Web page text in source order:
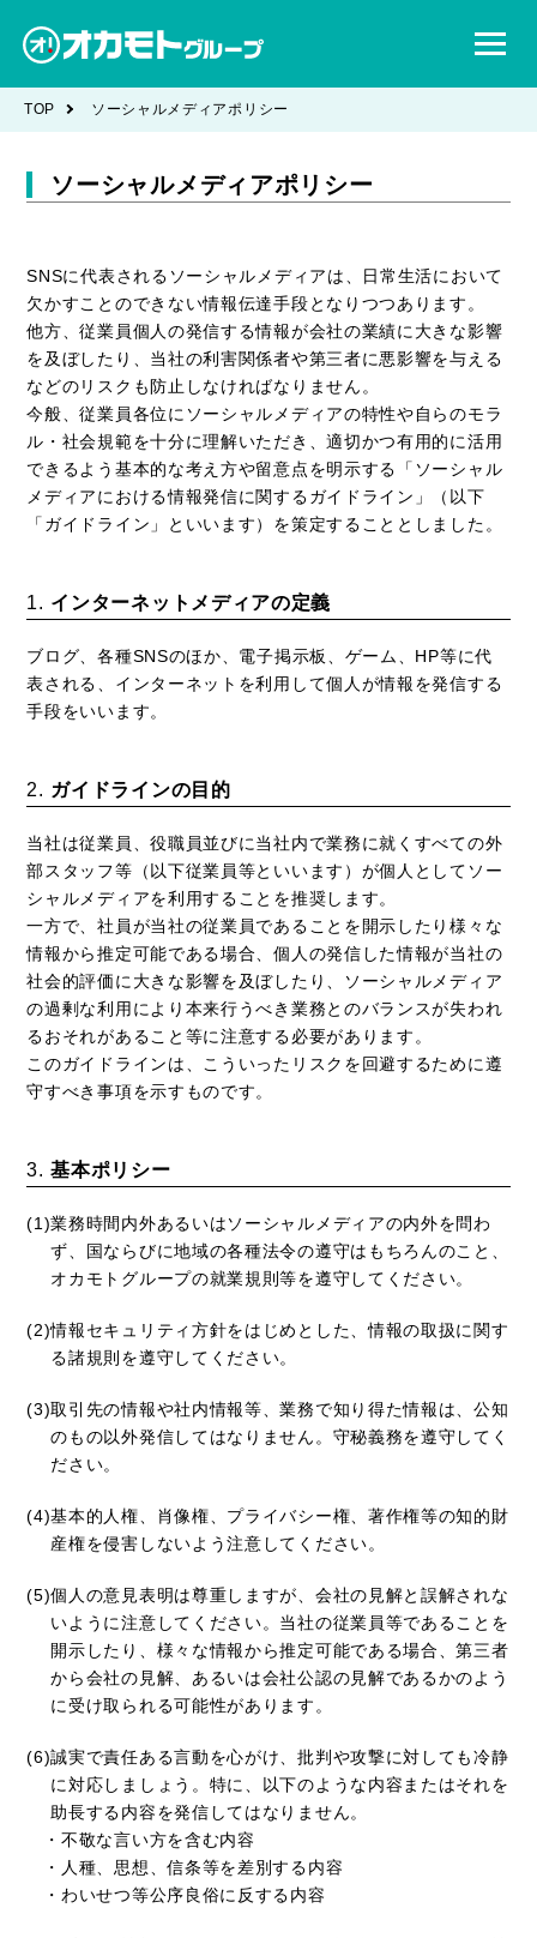
TOP ソーシャルメディアポリシー
ソーシャルメディアポリシー
SNSに代表されるソーシャルメディアは、日常生活において
欠かすことのできない情報伝達手段となりつつあります。
他方、従業員個人の発信する情報が会社の業績に大きな影響
を及ぼしたり、当社の利害関係者や第三者に悪影響を与える
などのリスクも防止しなければなりません。
今般、従業員各位にソーシャルメディアの特性や自らのモラ
ル・社会規範を十分に理解いただき、適切かつ有用的に活用
できるよう基本的な考え方や留意点を明示する「ソーシャル
メディアにおける情報発信に関するガイドライン」（以下
「ガイドライン」といいます）を策定することとしました。
インターネットメディアの定義
ブログ、各種SNSのほか、電子掲示板、ゲーム、HP等に代
表される、インターネットを利用して個人が情報を発信する
手段をいいます。
ガイドラインの目的
当社は従業員、役職員並びに当社内で業務に就くすべての外
部スタッフ等（以下従業員等といいます）が個人としてソー
シャルメディアを利用することを推奨します。
一方で、社員が当社の従業員であることを開示したり様々な
情報から推定可能である場合、個人の発信した情報が当社の
社会的評価に大きな影響を及ぼしたり、ソーシャルメディア
の過剰な利用により本来行うべき業務とのバランスが失われ
るおそれがあること等に注意する必要があります。
このガイドラインは、こういったリスクを回避するために遵
守すべき事項を示すものです。
基本ポリシー
業務時間内外あるいはソーシャルメディアの内外を問わ
ず、国ならびに地域の各種法令の遵守はもちろんのこと、
オカモトグループの就業規則等を遵守してください。
情報セキュリティ方針をはじめとした、情報の取扱に関す
る諸規則を遵守してください。
取引先の情報や社内情報等、業務で知り得た情報は、公知
のもの以外発信してはなりません。守秘義務を遵守してく
ださい。
基本的人権、肖像権、プライバシー権、著作権等の知的財
産権を侵害しないよう注意してください。
個人の意見表明は尊重しますが、会社の見解と誤解されな
いように注意してください。当社の従業員等であることを
開示したり、様々な情報から推定可能である場合、第三者
から会社の見解、あるいは会社公認の見解であるかのよう
に受け取られる可能性があります。
誠実で責任ある言動を心がけ、批判や攻撃に対しても冷静
に対応しましょう。特に、以下のような内容またはそれを
助長する内容を発信してはなりません。
・不敬な言い方を含む内容
・人種、思想、信条等を差別する内容
・わいせつ等公序良俗に反する内容